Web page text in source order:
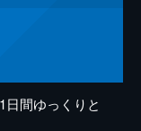
間ゆっくりと